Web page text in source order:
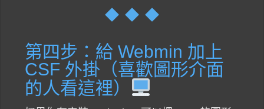
第四步：給 Webmin 加上
CSF 外掛（喜歡圖形介面
的人看這裡）